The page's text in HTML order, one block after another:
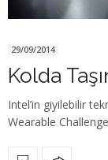
29/09/2014
Kolda
Intel’in giyilebilir
Wearable